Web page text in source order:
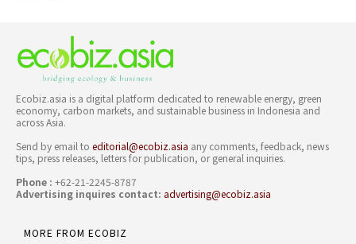
Ecobiz.asia is a digital platform dedicated to renewable energy, green
economy, carbon markets, and sustainable business in Indonesia and
across Asia.
Send by email to editorial@ecobiz.asia any comments, feedback, news
tips, press releases, letters for publication, or general inquiries.
Phone : +62-21-2245-8787
Advertising inquires contact: advertising@ecobiz.asia
MORE FROM ECOBIZ